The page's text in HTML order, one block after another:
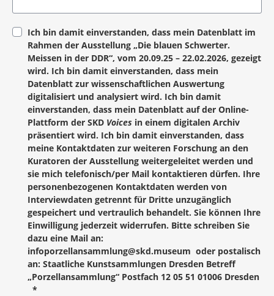
Ich bin damit einverstanden, dass mein Datenblatt im
Rahmen der Ausstellung „Die blauen Schwerter.
Meissen in der DDR“, vom 20.09.25 – 22.02.2026, gezeigt
wird. Ich bin damit einverstanden, dass mein
Datenblatt zur wissenschaftlichen Auswertung
digitalisiert und analysiert wird. Ich bin damit
einverstanden, dass mein Datenblatt auf der Online-
Plattform der SKD Voices in einem digitalen Archiv
präsentiert wird. Ich bin damit einverstanden, dass
meine Kontaktdaten zur weiteren Forschung an den
Kuratoren der Ausstellung weitergeleitet werden und
sie mich telefonisch/per Mail kontaktieren dürfen. Ihre
personenbezogenen Kontaktdaten werden von
Interviewdaten getrennt für Dritte unzugänglich
gespeichert und vertraulich behandelt. Sie können Ihre
Einwilligung jederzeit widerrufen. Bitte schreiben Sie
dazu eine Mail an:
infoporzellansammlung@skd.museum oder postalisch
an: Staatliche Kunstsammlungen Dresden Betreff
„Porzellansammlung“ Postfach 12 05 51 01006 Dresden
*